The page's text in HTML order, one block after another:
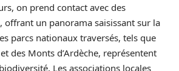
on prend contact avec des
offrant un panorama saisissant sur la
parcs nationaux traversés, tels que
des Monts d’Ardèche, représentent
Les associations locales